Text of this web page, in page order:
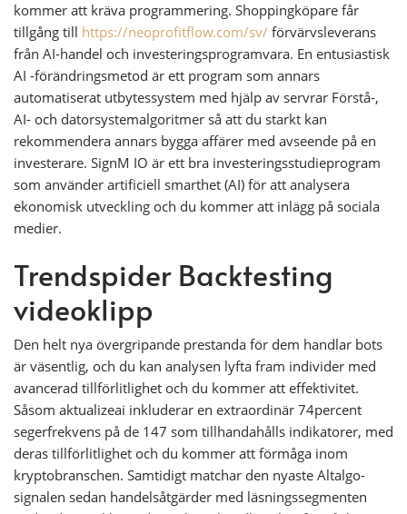
kommer att kräva programmering. Shoppingköpare får
tillgång till https://neoprofitflow.com/sv/ förvärvsleverans
från AI-handel och investeringsprogramvara. En entusiastisk
AI -förändringsmetod är ett program som annars
automatiserat utbytessystem med hjälp av servrar Förstå-,
AI- och datorsystemalgoritmer så att du starkt kan
rekommendera annars bygga affärer med avseende på en
investerare. SignM IO är ett bra investeringsstudieprogram
som använder artificiell smarthet (AI) för att analysera
ekonomisk utveckling och du kommer att inlägg på sociala
medier.
Trendspider Backtesting
videoklipp
Den helt nya övergripande prestanda för dem handlar bots
är väsentlig, och du kan analysen lyfta fram individer med
avancerad tillförlitlighet och du kommer att effektivitet.
Såsom aktualizeai inkluderar en extraordinär 74percent
segerfrekvens på de 147 som tillhandahålls indikatorer, med
deras tillförlitlighet och du kommer att förmåga inom
kryptobranschen. Samtidigt matchar den nyaste Altalgo-
signalen sedan handelsåtgärder med läsningssegmenten